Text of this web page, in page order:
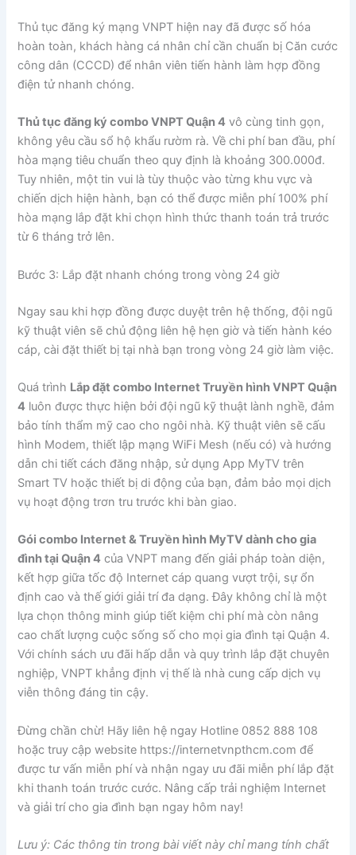
Thủ tục đăng ký mạng VNPT hiện nay đã được số hóa
hoàn toàn, khách hàng cá nhân chỉ cần chuẩn bị Căn cước
công dân (CCCD) để nhân viên tiến hành làm hợp đồng
điện tử nhanh chóng.
Thủ tục đăng ký combo VNPT Quận 4 vô cùng tinh gọn,
không yêu cầu sổ hộ khẩu rườm rà. Về chi phí ban đầu, phí
hòa mạng tiêu chuẩn theo quy định là khoảng 300.000đ.
Tuy nhiên, một tin vui là tùy thuộc vào từng khu vực và
chiến dịch hiện hành, bạn có thể được miễn phí 100% phí
hòa mạng lắp đặt khi chọn hình thức thanh toán trả trước
từ 6 tháng trở lên.
Bước 3: Lắp đặt nhanh chóng trong vòng 24 giờ
Ngay sau khi hợp đồng được duyệt trên hệ thống, đội ngũ
kỹ thuật viên sẽ chủ động liên hệ hẹn giờ và tiến hành kéo
cáp, cài đặt thiết bị tại nhà bạn trong vòng 24 giờ làm việc.
Quá trình Lắp đặt combo Internet Truyền hình VNPT Quận
4 luôn được thực hiện bởi đội ngũ kỹ thuật lành nghề, đảm
bảo tính thẩm mỹ cao cho ngôi nhà. Kỹ thuật viên sẽ cấu
hình Modem, thiết lập mạng WiFi Mesh (nếu có) và hướng
dẫn chi tiết cách đăng nhập, sử dụng App MyTV trên
Smart TV hoặc thiết bị di động của bạn, đảm bảo mọi dịch
vụ hoạt động trơn tru trước khi bàn giao.
Gói combo Internet & Truyền hình MyTV dành cho gia
đình tại Quận 4 của VNPT mang đến giải pháp toàn diện,
kết hợp giữa tốc độ Internet cáp quang vượt trội, sự ổn
định cao và thế giới giải trí đa dạng. Đây không chỉ là một
lựa chọn thông minh giúp tiết kiệm chi phí mà còn nâng
cao chất lượng cuộc sống số cho mọi gia đình tại Quận 4.
Với chính sách ưu đãi hấp dẫn và quy trình lắp đặt chuyên
nghiệp, VNPT khẳng định vị thế là nhà cung cấp dịch vụ
viễn thông đáng tin cậy.
Đừng chần chừ! Hãy liên hệ ngay Hotline 0852 888 108
hoặc truy cập website https://internetvnpthcm.com để
được tư vấn miễn phí và nhận ngay ưu đãi miễn phí lắp đặt
khi thanh toán trước cước. Nâng cấp trải nghiệm Internet
và giải trí cho gia đình bạn ngay hôm nay!
Lưu ý: Các thông tin trong bài viết này chỉ mang tính chất